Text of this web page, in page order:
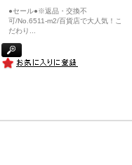
●セール●※返品・交換不
可/No.6511-m2/百貨店で大人気！こ
だわり